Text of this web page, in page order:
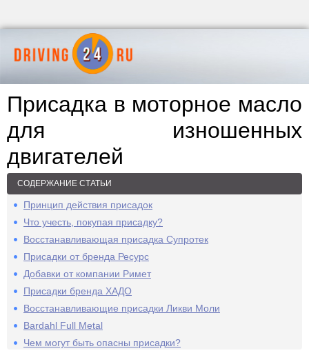
Присадка в моторное масло
для изношенных
двигателей
СОДЕРЖАНИЕ СТАТЬИ
Принцип действия присадок
Что учесть, покупая присадку?
Восстанавливающая присадка Супротек
Присадки от бренда Ресурс
Добавки от компании Римет
Присадки бренда ХАДО
Восстанавливающие присадки Ликви Моли
Bardahl Full Metal
Чем могут быть опасны присадки?